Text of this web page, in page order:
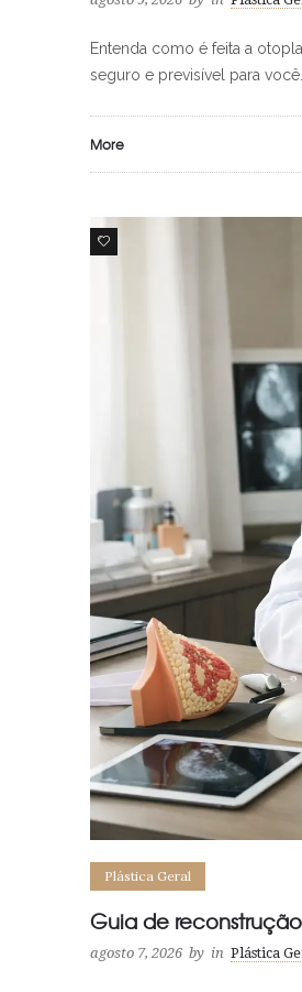
Entenda como é feita a
seguro e previsível para você.
More
0
Plástica Geral
Guia de
agosto 7, 2026 by in Plástica